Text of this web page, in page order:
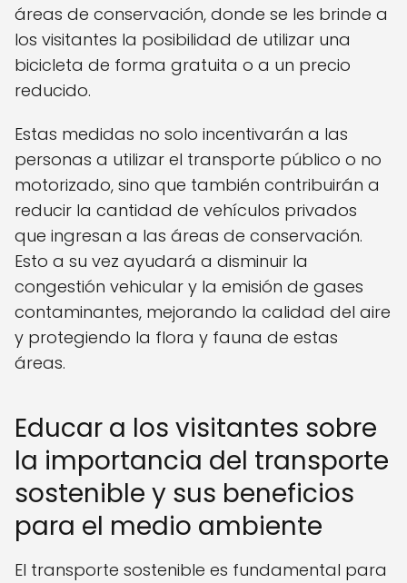
áreas de conservación, donde se les brinde a
los visitantes la posibilidad de utilizar una
bicicleta de forma gratuita o a un precio
reducido.
Estas medidas no solo incentivarán a las
personas a utilizar el transporte público o no
motorizado, sino que también contribuirán a
reducir la cantidad de vehículos privados
que ingresan a las áreas de conservación.
Esto a su vez ayudará a disminuir la
congestión vehicular y la emisión de gases
contaminantes, mejorando la calidad del aire
y protegiendo la flora y fauna de estas
áreas.
Educar a los visitantes sobre
la importancia del transporte
sostenible y sus beneficios
para el medio ambiente
El transporte sostenible es fundamental para